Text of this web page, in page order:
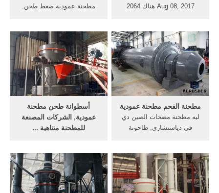
مطحنة عمودية ضغط طحن.
السعر Vertical roller mill is a
type of grinder used to grind
materials into extremely fine
العمودي الرطب طحن مطحنة
عمودية الرطب الموردين طحن
قدرة مطحنة .
Aug 08, 2017 هناك 2064
أعلى بلدان العرض أو المناطق
هي الصين، والهند، وفيتنام ،
والتي توفر 99%، و1%، و1%
من كربونات الكالسيوم مطحنة
طحن ، على التوالي.
أسطوانة طحن مطحنة
عمودية, الشركات المصنعة
للمطحنة متناهية ...
شركة متخصصة في تصنيع
معدات معالجة المعادن في
العالم. تكسير وطحن أشرطة
مطحنة الفحم مطحنة عمودية
ليه مطحنة مضخات الصين دي
في دياستشاري, طاحونة
من المعدات عالية نسبيا,
المصنعين مطحنة عمودية في
كوريا الجنوبية الفحم صيانة